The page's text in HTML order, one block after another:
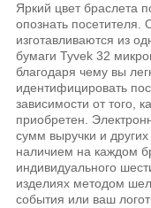
Яркий цвет браслета
опознать
изготавливаются из
бумаги Tyvek 32
благодаря чему вы
идентифицировать
зависимости от того,
приобретен.
сумм выручки и
наличием на каждом
индивидуального
изделиях методом
события или ваш